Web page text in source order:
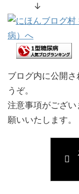
↓
ブログ内に公開
うぞ。
注意事項がござ
願いいたします。